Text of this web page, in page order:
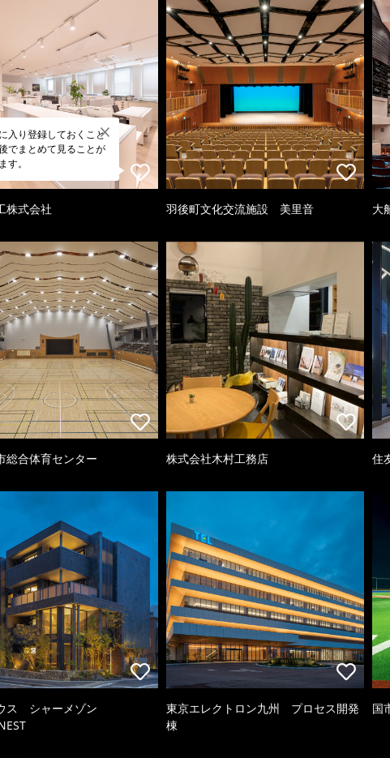
入り登録しておくこと
でまとめて見ることが
す。
株式会社 羽後町文化交流施設 美里音 大
総合体育センター 株式会社木村工務店 住
ス シャーメゾン
東京エレクトロン九州 プロセス開発
棟
国